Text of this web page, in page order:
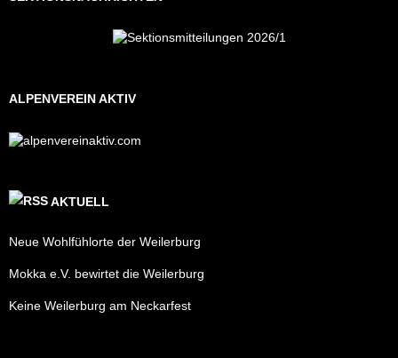
ALPENVEREIN AKTIV
AKTUELL
Neue Wohlfühlorte der Weilerburg
Mokka e.V. bewirtet die Weilerburg
Keine Weilerburg am Neckarfest